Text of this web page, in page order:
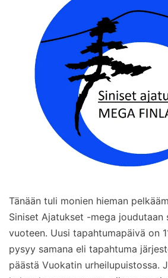
Tänään tuli monien hieman
Siniset Ajatukset -mega joudutaan
vuoteen. Uusi tapahtumapäivä on
pysyy samana eli tapahtuma
päästä Vuokatin urheilupuistossa.